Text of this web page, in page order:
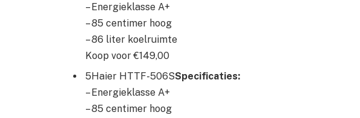
– Energieklasse A+
– 85 centimer hoog
– 86 liter koelruimte
Koop voor €149,00
5Haier HTTF-506SSpecificaties:
– Energieklasse A+
– 85 centimer hoog